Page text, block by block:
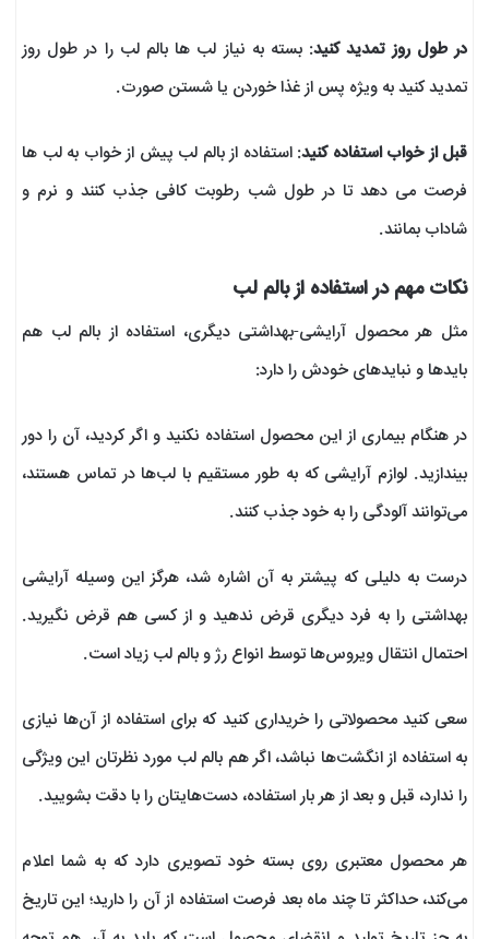
در طول روز تمدید کنید: بسته به نیاز لب‌ ها بالم لب را در طول روز
تمدید کنید به‌ ویژه پس از غذا خوردن یا شستن صورت.
قبل از خواب استفاده کنید: استفاده از بالم لب پیش از خواب به لب‌ ها
فرصت می‌ دهد تا در طول شب رطوبت کافی جذب کنند و نرم و
شاداب بمانند.
نکات مهم در استفاده از بالم لب
مثل هر محصول آرایشی-بهداشتی دیگری، استفاده از بالم لب هم
بایدها و نبایدهای خودش را دارد:
در هنگام بیماری از این محصول استفاده نکنید و اگر کردید، آن را دور
بیندازید. لوازم آرایشی که به طور مستقیم با لب‌ها در تماس هستند،
می‌توانند آلودگی را به خود جذب کنند.
درست به دلیلی که پیشتر به آن اشاره شد، هرگز این وسیله آرایشی
بهداشتی را به فرد دیگری قرض ندهید و از کسی هم قرض نگیرید.
احتمال انتقال ویروس‌ها توسط انواع رژ و بالم لب زیاد است.
سعی کنید محصولاتی را خریداری کنید که برای استفاده از آن‌ها نیازی
به استفاده از انگشت‌ها نباشد، اگر هم بالم لب مورد نظرتان این ویژگی
را ندارد، قبل و بعد از هر بار استفاده، دست‌هایتان را با دقت بشویید.
هر محصول معتبری روی بسته خود تصویری دارد که به شما اعلام
می‌کند، حداکثر تا چند ماه بعد فرصت استفاده از آن را دارید؛ این تاریخ